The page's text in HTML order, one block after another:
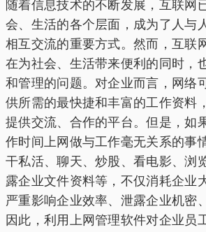
随着信息技术的不断发展，互联网
会、生活的各个层面，成为了人与
相互交流的重要方式。然而，互联
在为社会、生活带来便利的同时，
和管理的问题。对企业而言，网络
供所需的最快捷和丰富的工作资料
提供交流、合作的平台。但是，如
作时间上网做与工作毫无关系的事
干私活、聊天、炒股、看电影、浏
露企业文件资料等，不仅消耗企业
严重影响企业效率、泄露企业机密
因此，利用上网管理软件对企业员